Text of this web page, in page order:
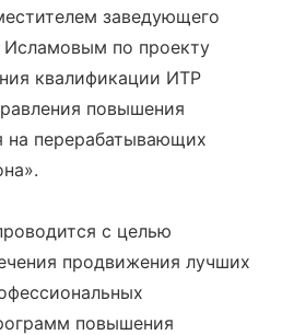
заведующего
по проекту
квалификации ИТР
повышения
на перерабатывающих
с целью
продвижения лучших
повышения